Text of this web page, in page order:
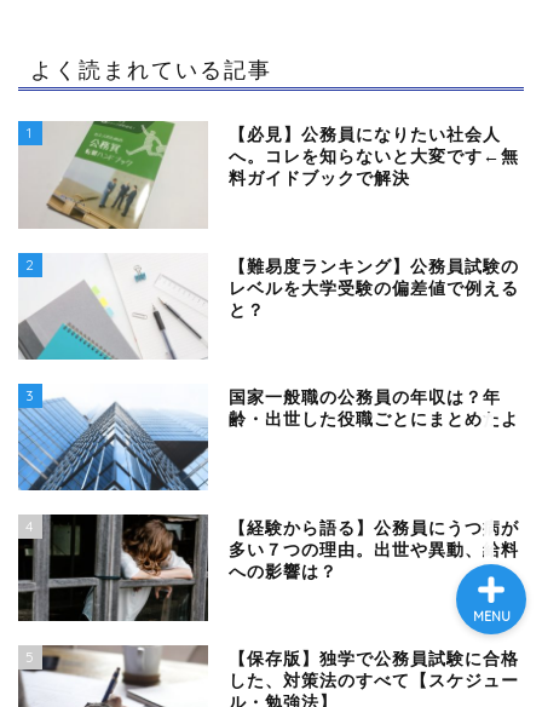
よく読まれている記事
1
【必見】公務員になりたい社会人
へ。コレを知らないと大変です←無
料ガイドブックで解決
2
【難易度ランキング】公務員試験の
レベルを大学受験の偏差値で例える
と？
3
国家一般職の公務員の年収は？年
齢・出世した役職ごとにまとめたよ
4
【経験から語る】公務員にうつ病が
多い７つの理由。出世や異動、給料
への影響は？
5
【保存版】独学で公務員試験に合格
した、対策法のすべて【スケジュー
ル・勉強法】
MENU
プロフィール
公務員試験対策